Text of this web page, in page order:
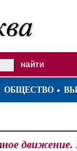
ОБЩЕСТВО
движение.